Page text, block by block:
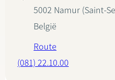
5002 Namur (Saint-
België
Route
(081) 22.10.00